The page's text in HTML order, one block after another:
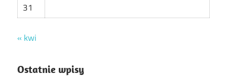
31
« kwi
Ostatnie wpisy